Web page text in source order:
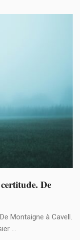
De
Montaigne à Cavell.
...